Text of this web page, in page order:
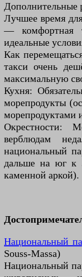
Дополнительные
Лучшее время
— комфортная
идеальные
Как
такси очень
максимальную
Кухня:
морепродукты
морепродуктами
Окрестности:
верблюдам
национальный
дальше на юг к
каменной аркой).
Национальный
Souss-Massa)
Национальный